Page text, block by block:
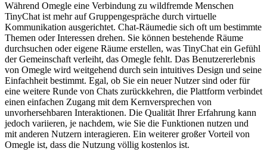
Während Omegle eine Verbindung zu wildfremde Menschen
TinyChat ist mehr auf Gruppengespräche durch virtuelle
Kommunikation ausgerichtet. Chat-Räumedie sich oft um bestimmte
Themen oder Interessen drehen. Sie können bestehende Räume
durchsuchen oder eigene Räume erstellen, was TinyChat ein Gefühl
der Gemeinschaft verleiht, das Omegle fehlt. Das Benutzererlebnis
von Omegle wird weitgehend durch sein intuitives Design und seine
Einfachheit bestimmt. Egal, ob Sie ein neuer Nutzer sind oder für
eine weitere Runde von Chats zurückkehren, die Plattform verbindet
einen einfachen Zugang mit dem Kernversprechen von
unvorhersehbaren Interaktionen. Die Qualität Ihrer Erfahrung kann
jedoch variieren, je nachdem, wie Sie die Funktionen nutzen und
mit anderen Nutzern interagieren. Ein weiterer großer Vorteil von
Omegle ist, dass die Nutzung völlig kostenlos ist.